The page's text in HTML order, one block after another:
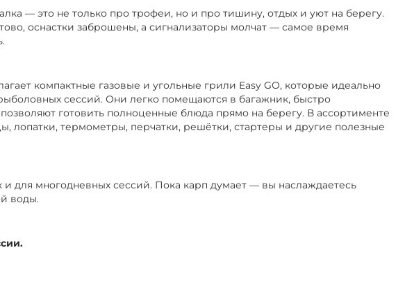
— это не только про трофеи, но и про тишину, отдых и уют на берегу.
оснастки заброшены, а сигнализаторы молчат — самое время
компактные газовые и угольные грили Easy GO, которые идеально
сессий. Они легко помещаются в багажник, быстро
готовить полноценные блюда прямо на берегу. В ассортименте
лопатки, термометры, перчатки, решётки, стартеры и другие полезные
и для многодневных сессий. Пока карп думает — вы наслаждаетесь
воды.